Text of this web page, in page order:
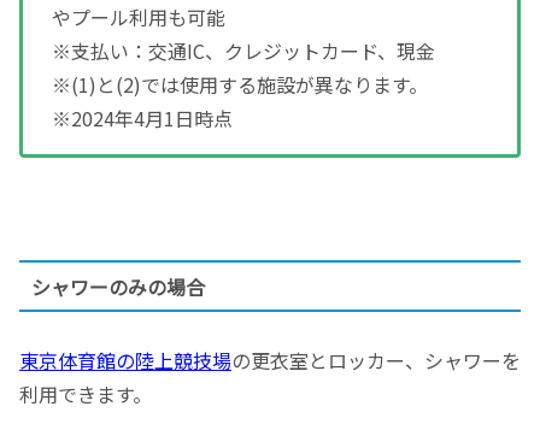
やプール利用も可能
※支払い：交通IC、クレジットカード、現金
※(1)と(2)では使用する施設が異なります。
※2024年4月1日時点
シャワーのみの場合
東京体育館の陸上競技場の更衣室とロッカー、シャワーを
利用できます。